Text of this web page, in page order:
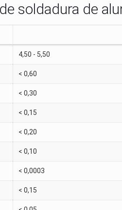
soldadura de
4,50 - 5,50
< 0,60
< 0,30
< 0,15
< 0,20
< 0,10
< 0,0003
< 0,15